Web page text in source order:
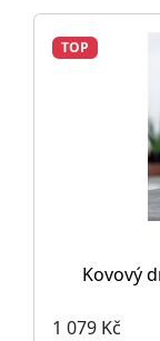
TOP
Kovový
1 079 Kč